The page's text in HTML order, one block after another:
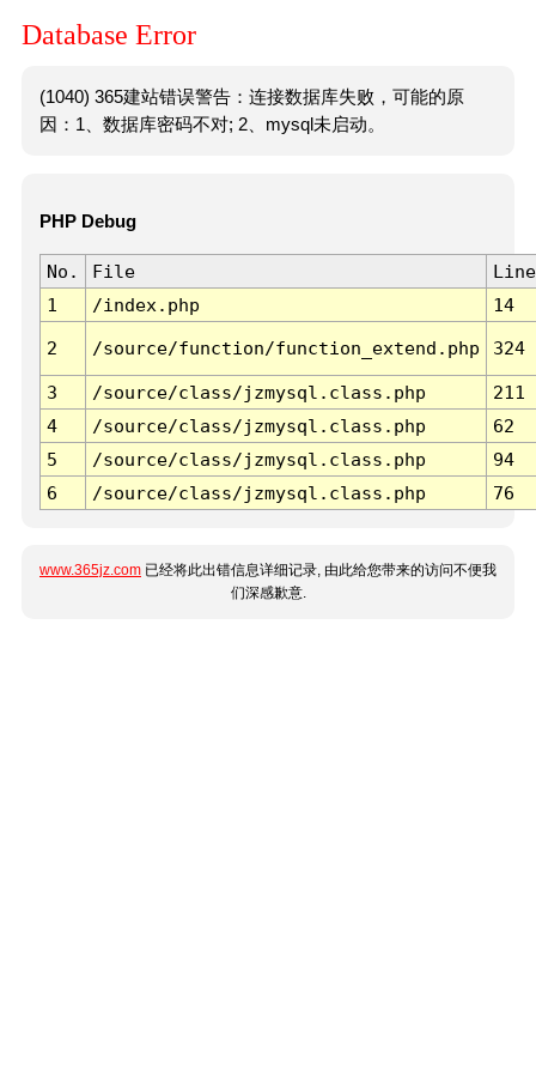
Database Error
(1040) 365建站错误警告：连接数据库失败，可能的原
因：1、数据库密码不对; 2、mysql未启动。
PHP Debug
No. File
Line
1
/index.php 14
2 /source/function/function_extend.php 324
3 /source/class/jzmysql.class.php
211
4
/source/class/jzmysql.class.php
62
5
/source/class/jzmysql.class.php
94
6
/source/class/jzmysql.class.php 76
www.365jz.com 已经将此出错信息详细记录, 由此给您带来的访问不便我
们深感歉意.